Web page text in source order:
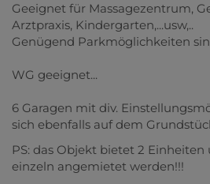
Geeignet für Massagezentrum,
Arztpraxis, Kindergarten,...usw,..
Genügend Parkmöglichkeiten
WG geeignet...
6 Garagen mit div.
sich ebenfalls auf dem
PS: das Objekt bietet 2
einzeln angemietet werden!!!